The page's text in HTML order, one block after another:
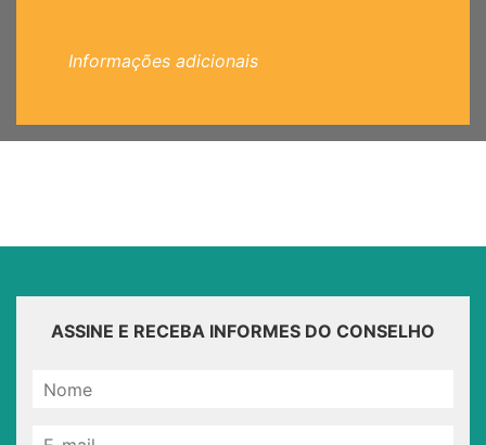
Informações adicionais
ASSINE E RECEBA INFORMES DO CONSELHO